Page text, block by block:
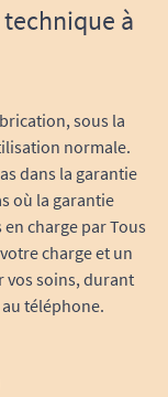
de livraison
à
sous la
normale.
dans la garantie
où la garantie
charge par Tous
charge et un
vos soins, durant
téléphone.